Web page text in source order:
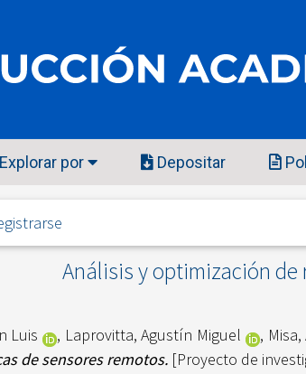
Explorar por Depositar
Análisis y optimización
Luis , Laprovitta, Agustín Miguel ,
de sensores remotos. [Proyecto de